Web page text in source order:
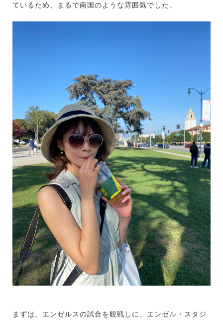
ているため、まるで南国のような雰囲気でした。
まずは、エンゼルスの試合を観戦しに、エンゼル・スタジ